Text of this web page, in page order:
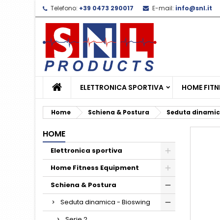
Telefono: +39 0473 290017 E-mail: info@snl.it
ELETTRONICA SPORTIVA HOME
Home Schiena & Postura Seduta
HOME
Elettronica sportiva
Home Fitness Equipment
Schiena & Postura
Seduta dinamica - Bioswing